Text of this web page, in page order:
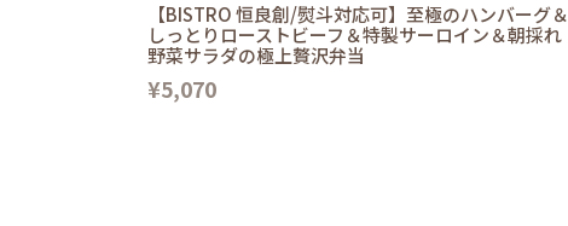
【BISTRO 恒良創/熨斗対応可】至極のハンバーグ＆
しっとりローストビーフ＆特製サーロイン＆朝採れ
野菜サラダの極上贅沢弁当
¥5,070